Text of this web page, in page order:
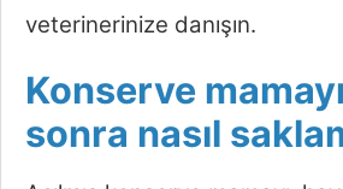
veterinerinize danışın.
Konserve
sonra nasıl